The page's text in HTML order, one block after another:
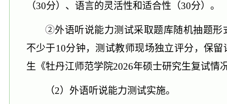
（30分）、语言的灵活性和适合性（30分）。
②外语听说能力测试采取题库随机抽题
不少于10分钟，测试教师现场独立评分，保
生《牡丹江师范学院2026年硕士研究生复试情
（2）外语听说能力测试实施。